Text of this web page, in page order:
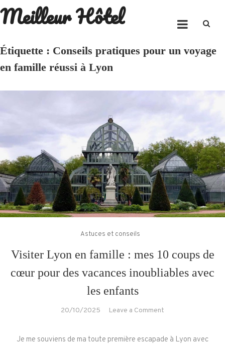
Skip
to
Meilleur Hôtel
Étiquette : Conseils pratiques pour un voyage
en famille réussi à Lyon
Astuces et conseils
Visiter Lyon en famille : mes 10 coups de
cœur pour des vacances inoubliables avec
les enfants
20/10/2025 Leave a Comment
Lyon
Je me souviens de ma toute première escapade à Lyon avec